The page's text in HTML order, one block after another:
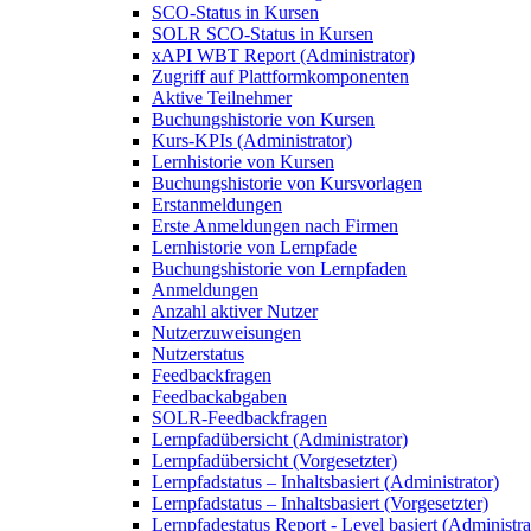
SCO-Status in Kursen
SOLR SCO-Status in Kursen
xAPI WBT Report (Administrator)
Zugriff auf Plattformkomponenten
Aktive Teilnehmer
Buchungshistorie von Kursen
Kurs-KPIs (Administrator)
Lernhistorie von Kursen
Buchungshistorie von Kursvorlagen
Erstanmeldungen
Erste Anmeldungen nach Firmen
Lernhistorie von Lernpfade
Buchungshistorie von Lernpfaden
Anmeldungen
Anzahl aktiver Nutzer
Nutzerzuweisungen
Nutzerstatus
Feedbackfragen
Feedbackabgaben
SOLR-Feedbackfragen
Lernpfadübersicht (Administrator)
Lernpfadübersicht (Vorgesetzter)
Lernpfadstatus – Inhaltsbasiert (Administrator)
Lernpfadstatus – Inhaltsbasiert (Vorgesetzter)
Lernpfadestatus Report - Level basiert